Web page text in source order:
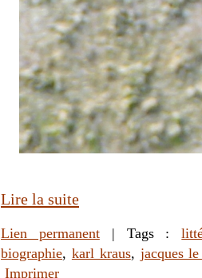
Lire la suite
Lien permanent| Tags :
biographie, karl kraus, jacques
Imprimer